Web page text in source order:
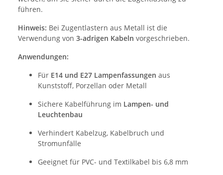
führen.
Hinweis: Bei Zugentlastern aus Metall ist die
Verwendung von 3-adrigen Kabeln vorgeschrieben.
Anwendungen:
Für E14 und E27 Lampenfassungen aus
Kunststoff, Porzellan oder Metall
Sichere Kabelführung im Lampen- und
Leuchtenbau
Verhindert Kabelzug, Kabelbruch und
Stromunfälle
Geeignet für PVC- und Textilkabel bis 6,8 mm